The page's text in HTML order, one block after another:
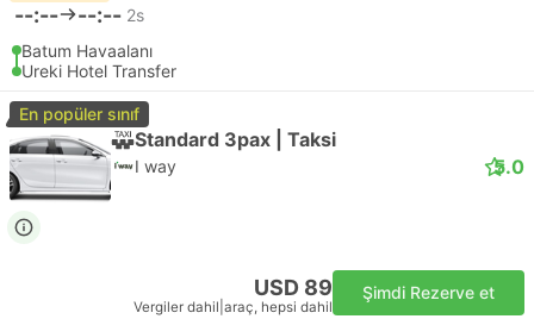
--:-- --:-- 2s
Batum Havaalanı
Ureki Hotel Transfer
En popüler sınıf
Standard 3pax | Taksi
I way 5.0
USD 89
Vergiler dahil araç, hepsi dahil
Şimdi Rezerve et